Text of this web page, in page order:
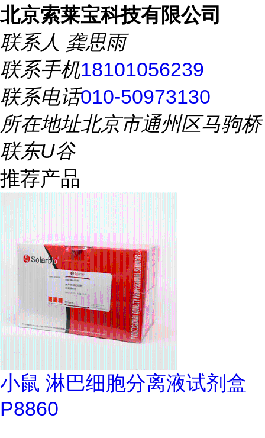
北京索莱宝科技有限公司
联系人 龚思雨
联系手机18101056239
联系电话010-50973130
所在地址北京市通州区马驹桥
联东U谷
推荐产品
小鼠 淋巴细胞分离液试剂盒
P8860